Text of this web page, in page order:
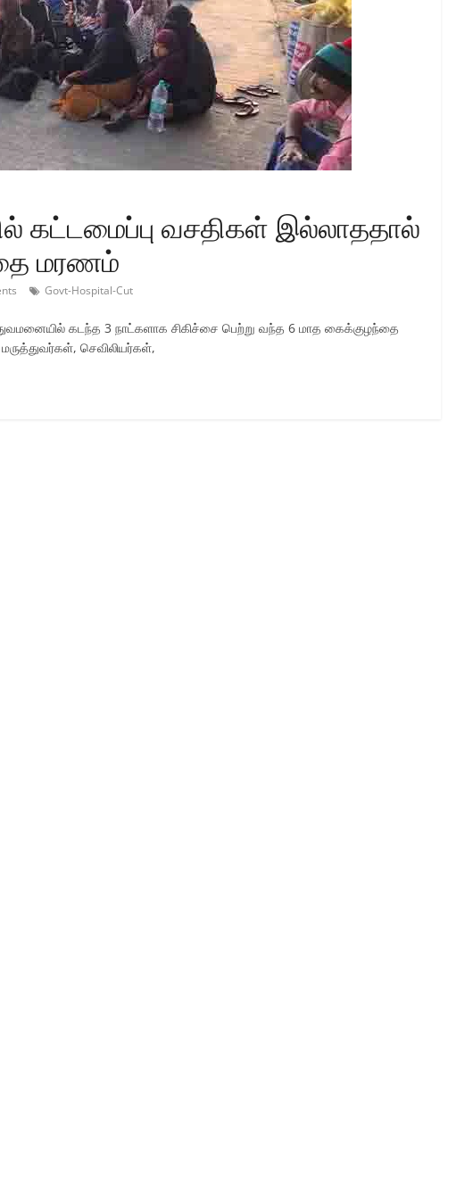
கட்டமைப்பு வசதிகள் இல்லாததால்
மரணம்
Govt-Hospital-Cut
கடந்த 3 நாட்களாக சிகிச்சை பெற்று வந்த 6 மாத கைக்குழந்தை
செவிலியர்கள்,